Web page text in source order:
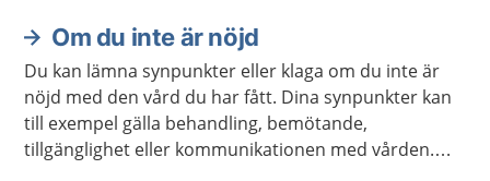
avslappningsövningar.
Om du inte är nöjd
Du kan lämna synpunkter eller klaga om du inte är
nöjd med den vård du har fått. Dina synpunkter kan
till exempel gälla behandling, bemötande,
tillgänglighet eller kommunikationen med vården.